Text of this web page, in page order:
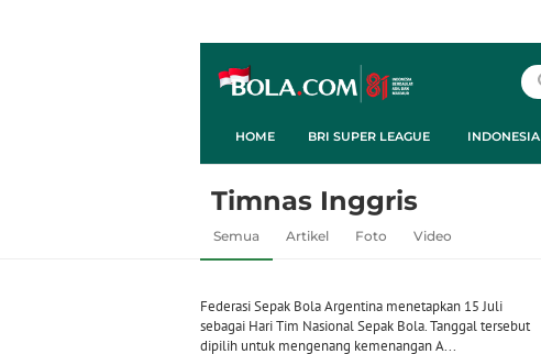
HOME BRI SUPER LEAGUE INDONESIA
Timnas Inggris
Semua Artikel Foto Video
Federasi Sepak Bola Argentina menetapkan 15 Juli
sebagai Hari Tim Nasional Sepak Bola. Tanggal tersebut
dipilih untuk mengenang kemenangan A...